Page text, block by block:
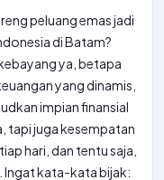
peluang emas jadi
di Batam?
ya, betapa
yang dinamis,
impian finansial
tapi juga kesempatan
hari, dan tentu saja,
Ingat kata-kata bijak: